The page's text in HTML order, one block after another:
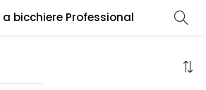
bicchiere Professional